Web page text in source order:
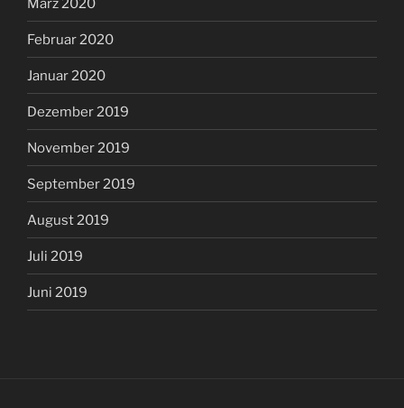
März 2020
Februar 2020
Januar 2020
Dezember 2019
November 2019
September 2019
August 2019
Juli 2019
Juni 2019